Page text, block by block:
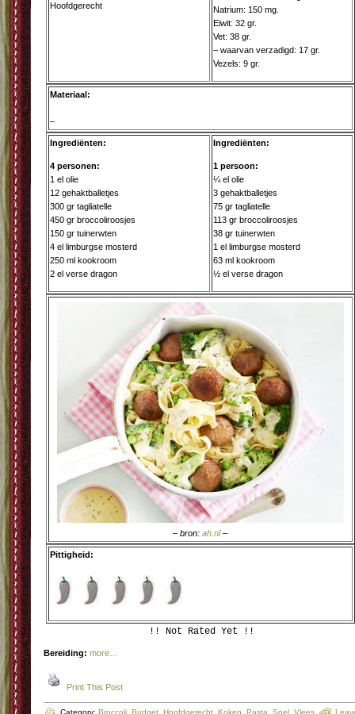
Hoofdgerecht
Natrium: 150 mg.
Eiwit: 32 gr.
Vet: 38 gr.
– waarvan verzadigd: 17 gr.
Vezels: 9 gr.
Materiaal:
–
Ingrediënten:
4 personen:
1 el olie
12 gehaktballetjes
300 gr tagliatelle
450 gr broccoliroosjes
150 gr tuinerwten
4 el limburgse mosterd
250 ml kookroom
2 el verse dragon
Ingrediënten:
1 persoon:
¼ el olie
3 gehaktballetjes
75 gr tagliatelle
113 gr broccoliroosjes
38 gr tuinerwten
1 el limburgse mosterd
63 ml kookroom
½ el verse dragon
– bron:ah.nl–
Pittigheid:
!! Not Rated Yet !!
Bereiding: more…
Print This Post
Category: Broccoli Budget Hoofdgerecht Koken Pasta Snel Vlees